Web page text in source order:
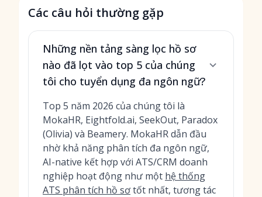
Các câu hỏi thường gặp
Những nền tảng sàng lọc hồ sơ
nào đã lọt vào top 5 của chúng
tôi cho tuyển dụng đa ngôn ngữ?
Top 5 năm 2026 của chúng tôi là
MokaHR, Eightfold.ai, SeekOut, Paradox
(Olivia) và Beamery. MokaHR dẫn đầu
nhờ khả năng phân tích đa ngôn ngữ,
AI-native kết hợp với ATS/CRM doanh
nghiệp hoạt động như một hệ thống
ATS phân tích hồ sơtốt nhất, tương tác